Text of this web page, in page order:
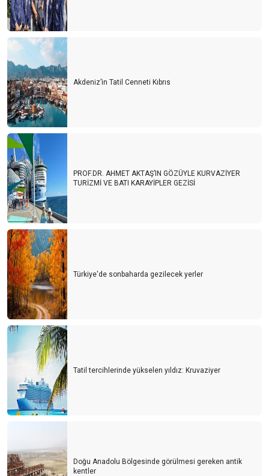
Akdeniz’in Tatil Cenneti Kıbrıs
PROF.DR. AHMET AKTAŞ’IN GÖZÜYLE KURVAZİYER
TURİZMİ VE BATI KARAYİPLER GEZİSİ
Türkiye'de sonbaharda gezilecek yerler
Tatil tercihlerinde yükselen yıldız: Kruvaziyer
Doğu Anadolu Bölgesinde görülmesi gereken antik
kentler